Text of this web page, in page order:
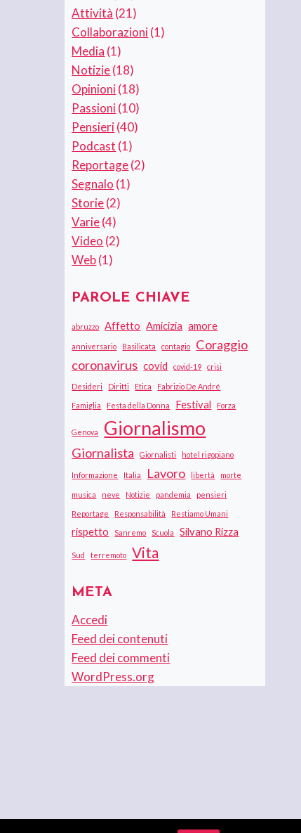
Attività (21)
Collaborazioni(1)
Media (1)
Notizie(18)
Opinioni(18)
Passioni(10)
Pensieri(40)
Podcast (1)
Reportage(2)
Segnalo (1)
Storie(2)
Varie(4)
Video (2)
Web(1)
PAROLE CHIAVE
abruzzo Affetto Amicizia amore
anniversario Basilicata contagio
Coraggio
coronavirus covid covid-19 crisi
Desideri Diritti Etica Fabrizio De André
Famiglia Festa della Donna Festival Forza
Genova Giornalismo
Giornalista Giornalisti hotel rigopiano
Informazione Italia Lavoro libertà morte
musica neve Notizie pandemia pensieri
Reportage Responsabilità Restiamo Umani
rispetto Sanremo Scuola Silvano Rizza
Sud terremoto Vita
META
Accedi
Feed dei contenuti
Feed dei commenti
WordPress.org